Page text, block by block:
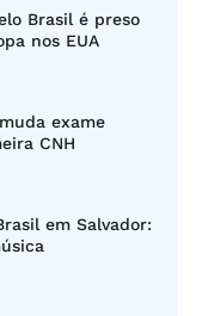
Brasil é preso
nos EUA
exame
CNH
em Salvador: